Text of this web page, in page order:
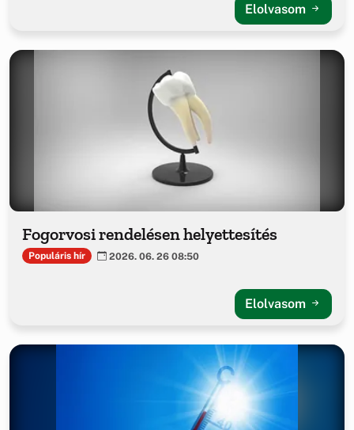
Elolvasom
Fogorvosi rendelésen helyettesítés
Populáris hír 2026. 06. 26 08:50
Elolvasom